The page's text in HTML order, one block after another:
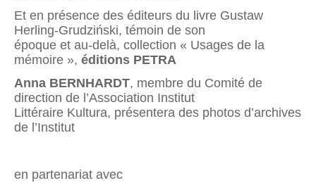
Et en présence des éditeurs du livre Gustaw
Herling-Grudziński, témoin de son
époque et au-delà, collection « Usages de la
mémoire », éditions PETRA
Anna BERNHARDT, membre du Comité de
direction de l’Association Institut
Littéraire Kultura, présentera des photos d’archives
de l’Institut
en partenariat avec